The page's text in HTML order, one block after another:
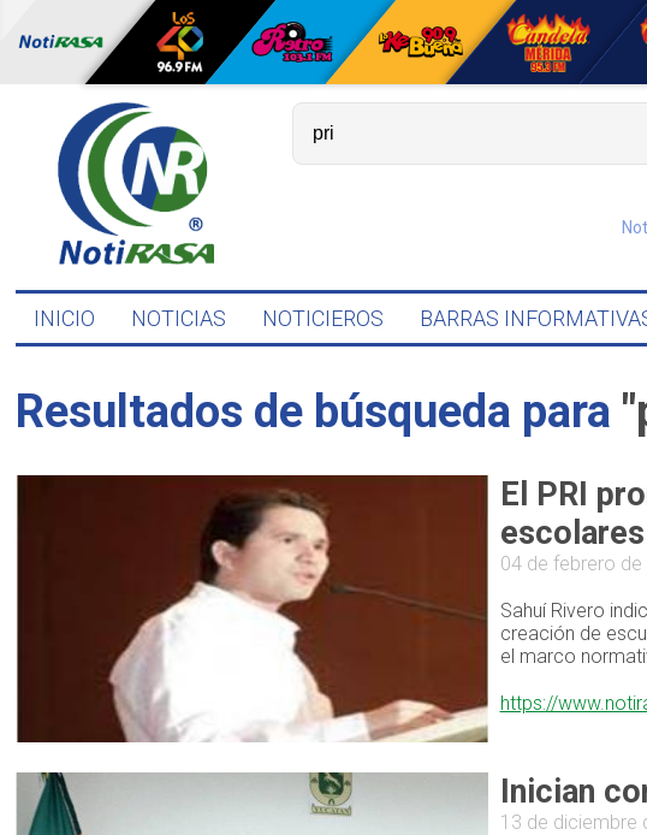
INICIO NOTICIAS NOTICIEROS BARRAS
Resultados de búsqueda para
El PRI
escolares
04 de febrero de
Sahuí Rivero
creación de
el marco
https://
Inician
13 de diciembre